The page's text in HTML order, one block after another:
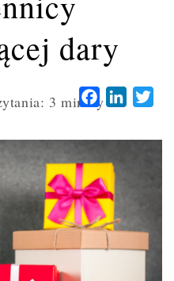
dary
3 minuty Facebook